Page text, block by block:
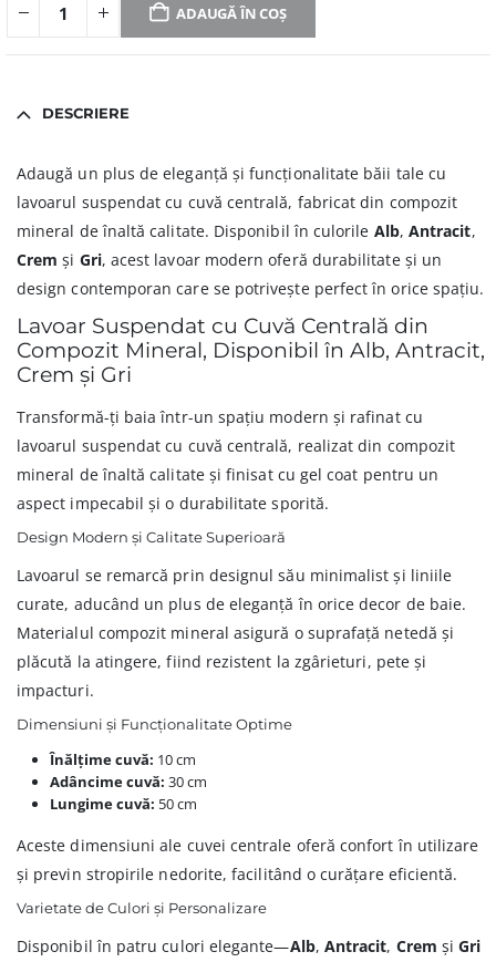
ADAUGĂ ÎN COȘ
DESCRIERE
Adaugă un plus de eleganță și funcționalitate băii tale cu
lavoarul suspendat cu cuvă centrală, fabricat din compozit
mineral de înaltă calitate. Disponibil în culorile Alb, Antracit,
Crem și Gri, acest lavoar modern oferă durabilitate și un
design contemporan care se potrivește perfect în orice spațiu.
Lavoar Suspendat cu Cuvă Centrală din
Compozit Mineral, Disponibil în Alb, Antracit,
Crem și Gri
Transformă-ți baia într-un spațiu modern și rafinat cu
lavoarul suspendat cu cuvă centrală, realizat din compozit
mineral de înaltă calitate și finisat cu gel coat pentru un
aspect impecabil și o durabilitate sporită.
Design Modern și Calitate Superioară
Lavoarul se remarcă prin designul său minimalist și liniile
curate, aducând un plus de eleganță în orice decor de baie.
Materialul compozit mineral asigură o suprafață netedă și
plăcută la atingere, fiind rezistent la zgârieturi, pete și
impacturi.
Dimensiuni și Funcționalitate Optime
Înălțime cuvă: 10 cm
Adâncime cuvă: 30 cm
Lungime cuvă: 50 cm
Aceste dimensiuni ale cuvei centrale oferă confort în utilizare
și previn stropirile nedorite, facilitând o curățare eficientă.
Varietate de Culori și Personalizare
Disponibil în patru culori elegante—Alb, Antracit, Crem șiGri